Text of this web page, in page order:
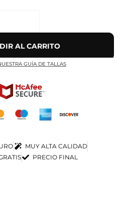
AL CARRITO
GUÍA DE TALLAS
MUY ALTA CALIDAD
PRECIO FINAL